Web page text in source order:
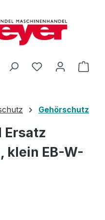
Du hast 0
Gehörschutz
Ersatz
klein EB-W-